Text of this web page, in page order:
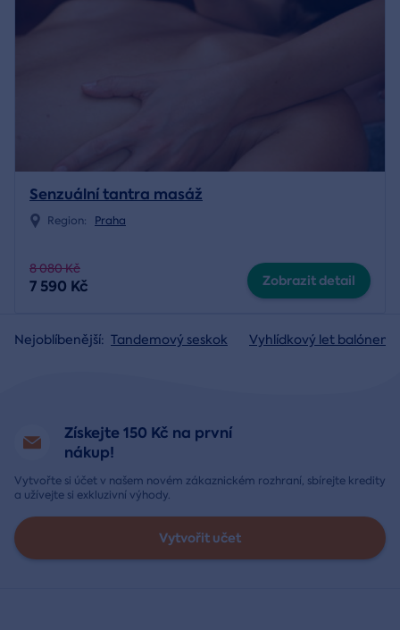
Senzuální tantra masáž
Region: Praha
8 080 Kč
7 590 Kč Zobrazit detail
Nejoblíbenější: Tandemový seskok Vyhlídkový let balónem
Získejte 150 Kč na první
nákup!
Vytvořte si účet v našem novém zákaznickém rozhraní, sbírejte kredity
a užívejte si exkluzivní výhody.
Vytvořit učet